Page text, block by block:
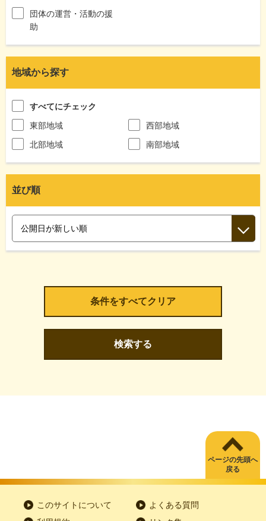
団体の運営・活動の援
助
地域から探す
すべてにチェック
東部地域
西部地域
北部地域
南部地域
並び順
検索する
ページの先頭へ
戻る
このサイトについて
よくある質問